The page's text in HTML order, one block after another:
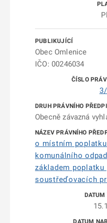
Obec Omlenice
IČO: 00246034
Obecně závazná
o místním
komunálního
základem
soustřeďovacích